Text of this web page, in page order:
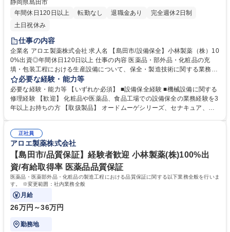
静岡県島田市
年間休日120日以上
転勤なし 退職金あり
完全週休2日制
土日祝休み
仕事の内容
企業名 アロエ製薬株式会社 求人名 【島田市/設備保全】小林製薬（株）10
0%出資◎年間休日120日以上 仕事の内容 医薬品・部外品・化粧品の充
填・包装工程における生産設備について、保全・製造技術に関する業務全
般を行います。 【変更範囲：社内業務全般】 ■生産設備の操作、保守、保
全、改善など ■製造品変更に伴う生産設備の切替・調整 ■設備の定期メン
テナンス ■その他充填包装業務全般（現場応援など） 募集職種 【島田市/
設備保全】小林製薬（株）100%出資◎年間休日120日以上
必要な経験・能力等
必要な経験・能力等 【いずれか必須】 ■設備保全経験 ■機械設備に関する
修理経験 【歓迎】 化粧品や医薬品、食品工場での設備保全の業務経験を3
年以上お持ちの方 【取扱製品】 オードムーゲシリーズ、セナキュア、ア
正社員
アロエ製薬株式会社
【島田市/品質保証】経験者歓迎 小林製薬(株)100%出
資/有給取得率 医薬品品質保証
医薬品・医薬部外品・化粧品の製造工程における品質保証に関する以下業務全般を行いま
す。 ※変更範囲：社内業務全般
月給
26万円～36万円
勤務地